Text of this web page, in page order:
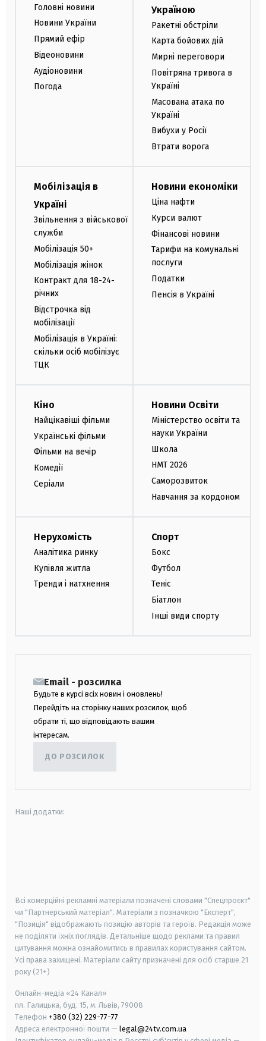
Головні новини
Новини України
Прямий ефір
Відеоновини
Аудіоновини
Погода
Україною
Ракетні обстріли
Карта бойових дій
Мирні переговори
Повітряна тривога в
Україні
Масована атака по
Україні
Вибухи у Росії
Втрати ворога
Мобілізація в
Україні
Звільнення з військової
служби
Мобілізація 50+
Мобілізація жінок
Контракт для 18-24-
річних
Відстрочка від
мобілізації
Мобілізація в Україні:
скільки осіб мобілізує
ТЦК
Новини економіки
Ціна нафти
Курси валют
Фінансові новини
Тарифи на комунальні
послуги
Податки
Пенсія в Україні
Кіно
Найцікавіші фільми
Українські фільми
Фільми на вечір
Комедії
Серіали
Новини Освіти
Міністерство освіти та
науки України
Школа
НМТ 2026
Саморозвиток
Навчання за кордоном
Нерухомість
Аналітика ринку
Купівля житла
Тренди і натхнення
Спорт
Бокс
Футбол
Теніс
Біатлон
Інші види спорту
Email - розсилка
Будьте в курсі всіх новин і оновлень!
Перейдіть на сторінку наших розсилок, щоб
обрати ті, що відповідають вашим
інтересам.
ДО РОЗСИЛОК
Наші додатки:
Всі комерційні рекламні матеріали позначені словами "Спецпроєкт"
чи "Партнерський матеріал". Матеріали з позначкою "Експерт",
"Позиція" відображають позицію авторів та героїв. Редакція може
не поділяти їхніх поглядів. Детальніше щодо реклами та правил
цитування можна ознайомитись в правилах користування сайтом.
Усі права захищені. Матеріали сайту призначені для осіб старше 21
року (21+)
Онлайн-медіа «24 Канал»
пл. Галицька, буд. 15, м. Львів, 79008
Телефон +380 (32) 229-77-77
Адреса електронної пошти — legal@24tv.com.ua